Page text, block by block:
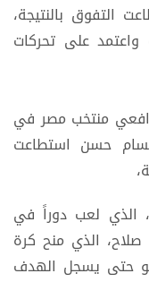
التفوق بالنتيجة،
واعتمد على تحركات
منتخب مصر في
حسن استطاعت
الذي لعب دوراً في
الذي منح كرة
حتى يسجل الهدف